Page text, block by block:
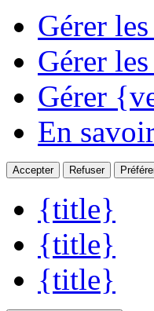
Gérer
Gérer
Gérer
En
Accepter Refuser
{title}
{title}
{title}